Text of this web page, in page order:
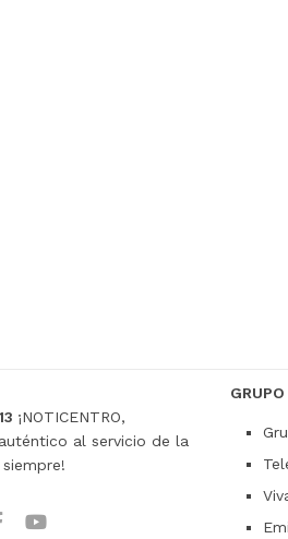
¡NOTICENTRO,
al servicio de la